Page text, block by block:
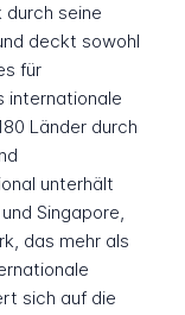
durch seine
deckt sowohl
für
internationale
Länder durch
unterhält
Singapore,
das mehr als
sich auf die